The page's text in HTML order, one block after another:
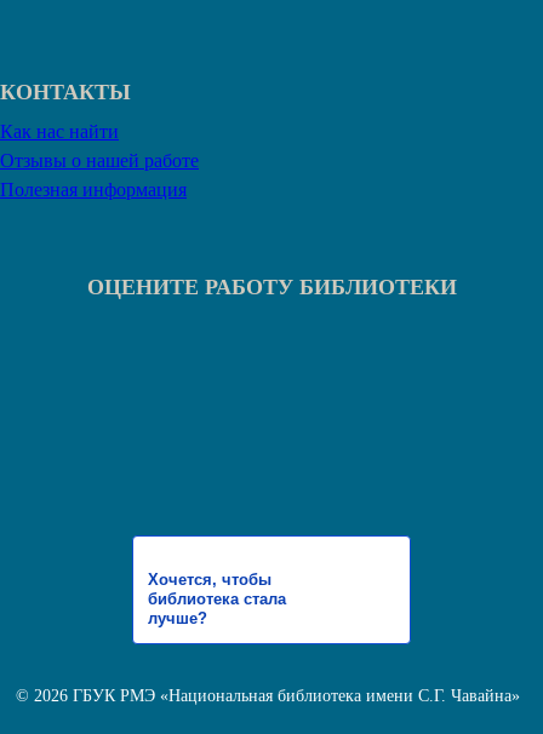
КОНТАКТЫ
Как нас найти
Отзывы о нашей работе
Полезная информация
ОЦЕНИТЕ РАБОТУ БИБЛИОТЕКИ
Хочется, чтобы
библиотека стала
лучше?
© 2026 ГБУК РМЭ «Национальная библиотека имени С.Г. Чавайна»